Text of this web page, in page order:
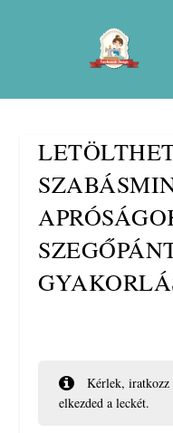
Kérlek,
elkezded a leckét.